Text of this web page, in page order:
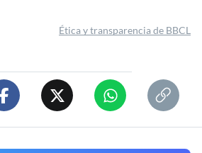
Ética y transparencia de BBCL